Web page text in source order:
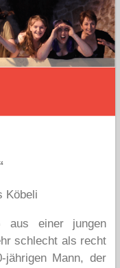
Köbeli
aus einer jungen
schlecht als recht
Mann, der